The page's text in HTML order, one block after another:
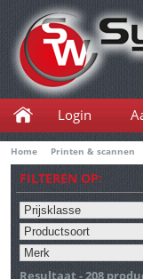
Home Printen & scannen
Login
FILTEREN OP:
Resultaat - 208